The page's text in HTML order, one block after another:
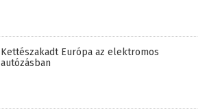
Kettészakadt Európa az elektromos
autózásban